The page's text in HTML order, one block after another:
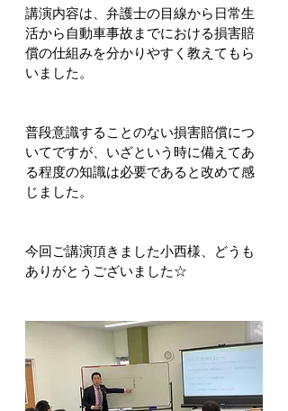
講演内容は、弁護士の目線から日常生
活から自動車事故までにおける損害賠
償の仕組みを分かりやすく教えてもら
いました。
普段意識することのない損害賠償につ
いてですが、いざという時に備えてあ
る程度の知識は必要であると改めて感
じました。
今回ご講演頂きました小西様、どうも
ありがとうございました☆